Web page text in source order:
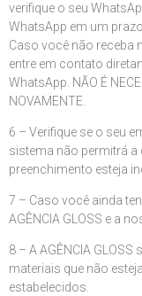
verifique o seu
WhatsApp em um
Caso você não receba
entre em contato
WhatsApp. NÃO É
NOVAMENTE.
6 – Verifique se o seu
sistema não permitrá
preenchimento esteja
7 – Caso você ainda
AGÊNCIA GLOSS e a
8 – A AGÊNCIA
materiais que não
estabelecidos.